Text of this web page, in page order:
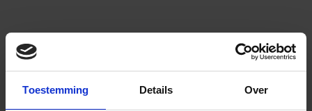
Toestemming Details Over